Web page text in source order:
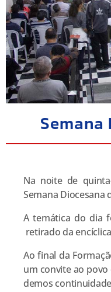
Semana
Na noite de
Semana Diocesana
A temática do dia
retirado da
Ao final da
um convite ao
demos